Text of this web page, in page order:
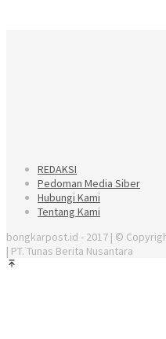
REDAKSI
Pedoman Media Siber
Hubungi Kami
Tentang Kami
bongkarpost.id - 2017 | ©
| PT. Tunas Berita Nusantara